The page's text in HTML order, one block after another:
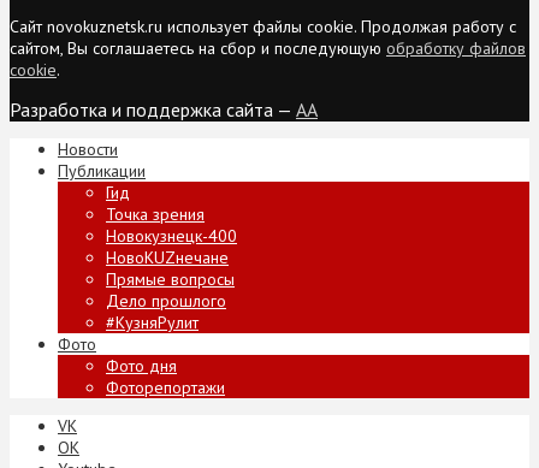
Сайт novokuznetsk.ru использует файлы cookie. Продолжая работу с
сайтом, Вы соглашаетесь на сбор и последующую обработку файлов
cookie.
Разработка и поддержка сайта — AA
Новости
Публикации
Гид
Точка зрения
Новокузнецк-400
НовоKUZнечане
Прямые вопросы
Дело прошлого
#КузняРулит
Фото
Фото дня
Фоторепортажи
VK
ОК